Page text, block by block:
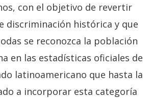
con el objetivo de revertir
discriminación histórica y que
se reconozca la población
en las estadísticas oficiales de
latinoamericano que hasta la
a incorporar esta categoría